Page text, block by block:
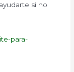
si no
para-